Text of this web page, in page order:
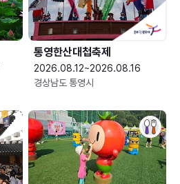
통영한산대첩축제
2026.08.12~2026.08.16
경상남도 통영시